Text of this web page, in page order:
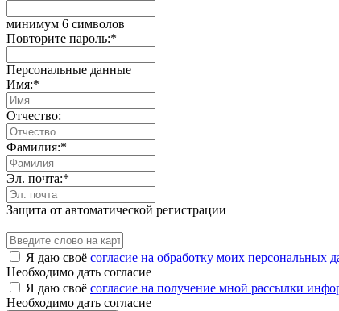
минимум 6 символов
Повторите пароль:*
Персональные данные
Имя:*
Отчество:
Фамилия:*
Эл. почта:*
Защита от автоматической регистрации
Я даю своё согласие на обработку моих персональных
Необходимо дать согласие
Я даю своё согласие на получение мной рассылки
Необходимо дать согласие